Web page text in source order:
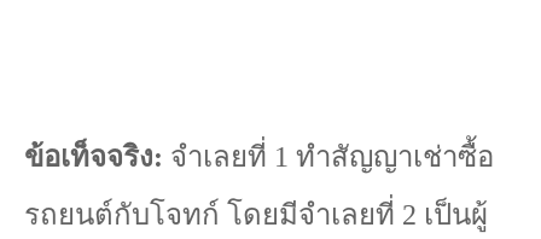
ข้อเท็จจริง: จำเลยที่ 1 ทำสัญญาเช่าซื้อ
รถยนต์กับโจทก์ โดยมีจำเลยที่ 2 เป็นผู้